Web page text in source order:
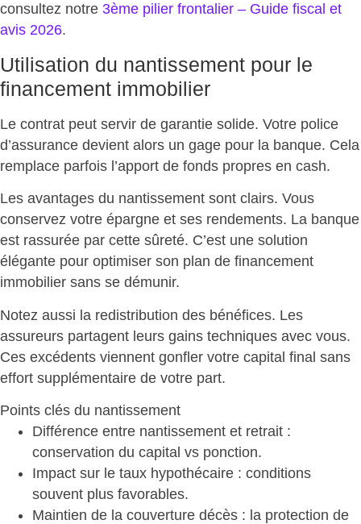
consultez notre 3ème pilier frontalier – Guide fiscal et
avis 2026.
Utilisation du nantissement pour le
financement immobilier
Le contrat peut servir de garantie solide. Votre police
d’assurance devient alors un gage pour la banque. Cela
remplace parfois l’apport de fonds propres en cash.
Les avantages du nantissement sont clairs. Vous
conservez votre épargne et ses rendements. La banque
est rassurée par cette sûreté. C’est une solution
élégante pour optimiser son plan de financement
immobilier sans se démunir.
Notez aussi la redistribution des bénéfices. Les
assureurs partagent leurs gains techniques avec vous.
Ces excédents viennent gonfler votre capital final sans
effort supplémentaire de votre part.
Points clés du nantissement
Différence entre nantissement et retrait :
conservation du capital vs ponction.
Impact sur le taux hypothécaire : conditions
souvent plus favorables.
Maintien de la couverture décès : la protection de